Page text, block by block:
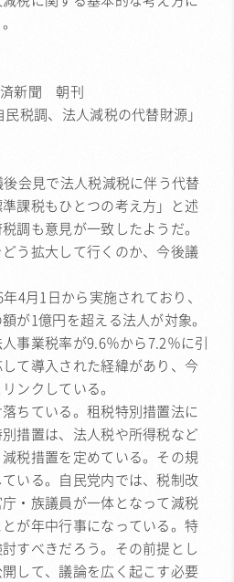
新聞 朝刊
民税調、法人減税の代替財源」
会見で法人税減税に伴う代替
課税もひとつの考え方」と述
調も意見が一致したようだ。
う拡大して行くのか、今後議
4月1日から実施されており、
が1億円を超える法人が対象。
事業税率が9.6％から7.2％に引
て導入された経緯があり、今
ンクしている。
ちている。租税特別措置法に
措置は、法人税や所得税など
税措置を定めている。その規
いる。自民党内では、税制改
・族議員が一体となって減税
が年中行事になっている。特
すべきだろう。その前提とし
して、議論を広く起こす必要